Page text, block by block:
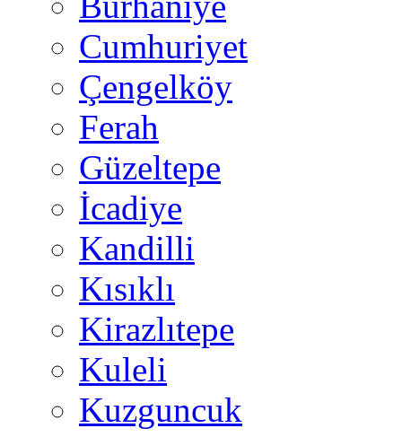
Cumhuriyet
Çengelköy
Ferah
Güzeltepe
İcadiye
Kandilli
Kısıklı
Kirazlıtepe
Kuleli
Kuzguncuk